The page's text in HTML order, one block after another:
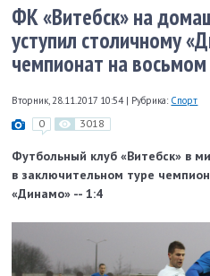
ФК «Витебск» на
уступил столичному
чемпионат на
Вторник, 28.11.2017 10:54 | Рубрика: Спорт
0 3018
Футбольный клуб «Витебск» в
в заключительном туре
«Динамо» -- 1:4